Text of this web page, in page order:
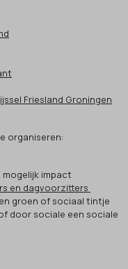
Friesland Groningen
organiseren:
mogelijk impact
en dagvoorzitters
groen of sociaal tintje
door sociale een sociale